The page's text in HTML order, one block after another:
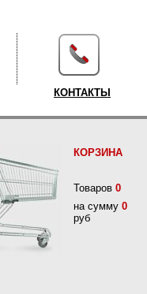
КОНТАКТЫ
КОРЗИНА
Товаров 0
на сумму 0
руб